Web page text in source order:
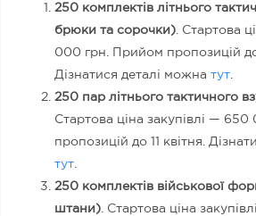
250 комплектів літнього
брюки та сорочки) . Стартова
000 грн. Прийом пропозицій до
Дізнатися деталі можна тут
250 пар літнього тактичного
Стартова ціна закупівлі —
пропозицій до 11 квітня.
тут
250 комплектів військової
штани) . Стартова ціна